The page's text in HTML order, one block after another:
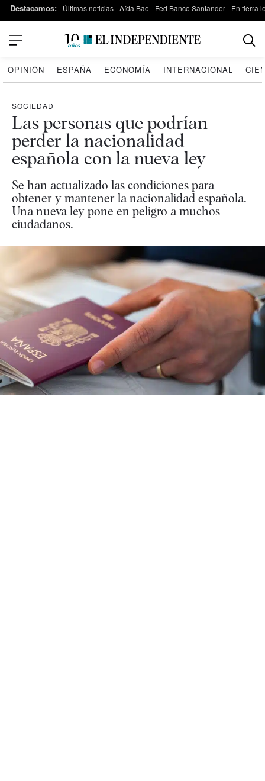
Destacamos: Últimas noticias Aída Bao Fed Banco Santander En tierra
OPINIÓN ESPAÑA ECONOMÍA INTERNACIONAL
SOCIEDAD
Las personas que podrían
perder la nacionalidad
española con la nueva ley
Se han actualizado las condiciones para
obtener y mantener la nacionalidad española.
Una nueva ley pone en peligro a muchos
ciudadanos.